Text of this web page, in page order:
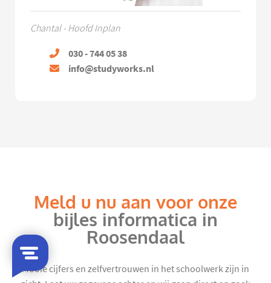
Chantal - Hoofd Inplan
030 - 744 05 38
info@studyworks.nl
Meld u nu aan voor onze
bijles informatica in
Roosendaal
Mooie cijfers en zelfvertrouwen in het schoolwerk zijn in